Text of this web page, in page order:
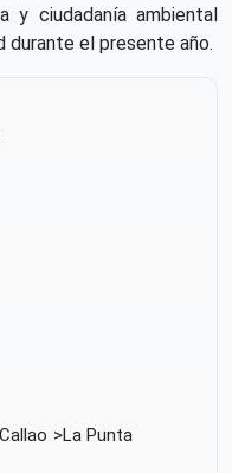
y ciudadanía ambiental
durante el presente año.
La Punta